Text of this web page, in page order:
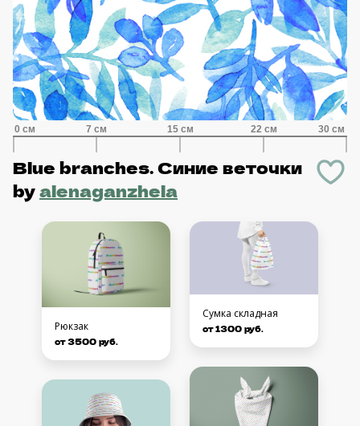
Blue branches. Синие веточки
byalenaganzhela
Рюкзак
от 3500 руб.
Сумка складная
от 1300 руб.